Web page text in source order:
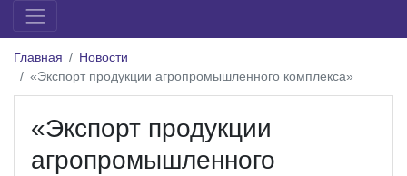
Главная
Новости
«Экспорт продукции агропромышленного комплекса»
«Экспорт продукции
агропромышленного